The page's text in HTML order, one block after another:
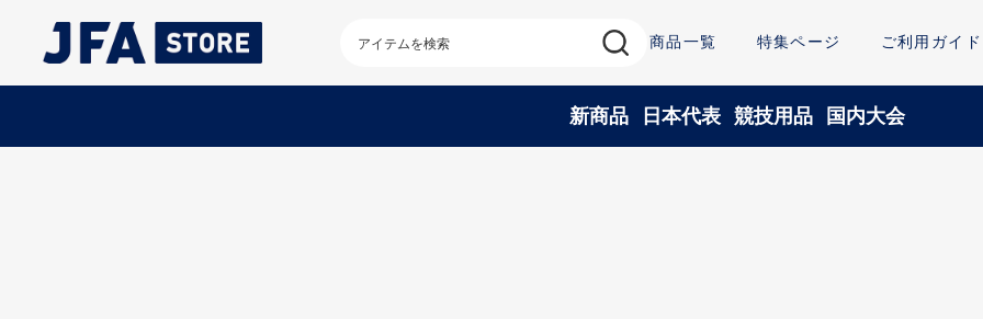
商品一覧 特集ページ ご利用ガイド
新商品 日本代表 競技用品 国内大会